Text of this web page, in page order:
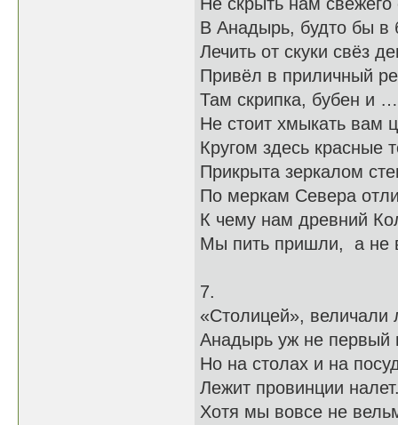
В Анадырь, будто бы в
Лечить от скуки свёз
Привёл в приличный
Там скрипка, бубен и
Не стоит хмыкать вам
Кругом здесь красные
Прикрыта зеркалом
По меркам Севера
К чему нам древний
Мы пить пришли, а не
7.
«Столицей», величали
Анадырь уж не первый
Но на столах и на
Лежит провинции
Хотя мы вовсе не